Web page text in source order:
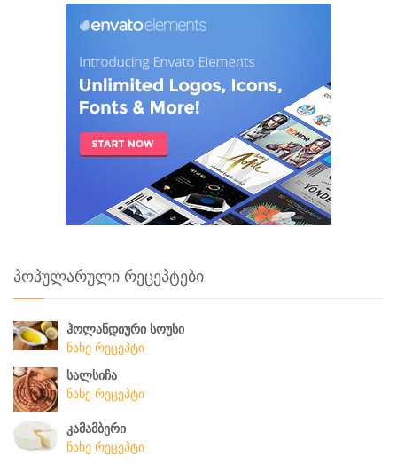
პოპულარული რეცეპტები
ჰოლანდიური სოუსი
ნახე რეცეპტი
სალსიჩა
ნახე რეცეპტი
კამამბერი
ნახე რეცეპტი